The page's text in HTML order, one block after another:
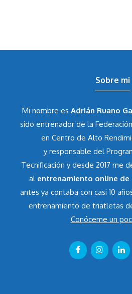
Sobre mi
Mi nombre es Adrián Ruano
sido entrenador de la
en Centro de Alto
y responsable del
Tecnificación y desde 2017 me
al entrenamiento online
antes ya contaba con casi 10
entrenamiento de triatletas
Conóceme un